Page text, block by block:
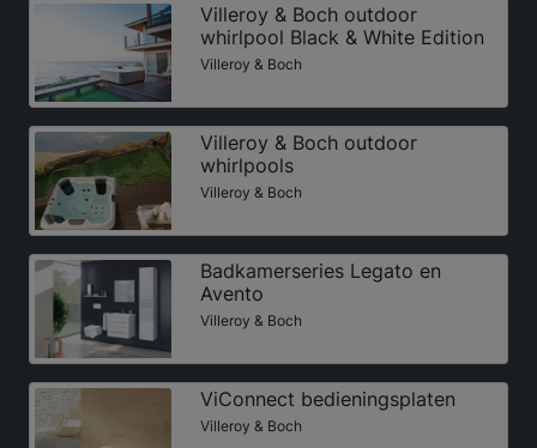
Villeroy & Boch outdoor
whirlpool Black & White Edition
Villeroy & Boch
Villeroy & Boch outdoor
whirlpools
Villeroy & Boch
Badkamerseries Legato en
Avento
Villeroy & Boch
ViConnect bedieningsplaten
Villeroy & Boch